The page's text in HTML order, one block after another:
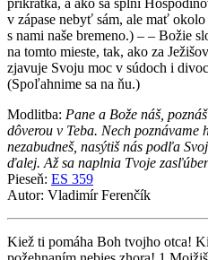
v zápase nebyť sám, ale mať
s nami naše bremeno.) – – Božie
na tomto mieste, tak, ako za
zjavuje Svoju moc v súdoch i
(Spoľahnime sa na ňu.)
Modlitba: Pane a Bože náš,
dôverou v Teba. Nech poznávame
nezabudneš, nasýtiš nás podľa
ďalej. Až sa naplnia Tvoje
Pieseň: ES 359
Autor: Vladimír Ferenčík
Kiež ti pomáha Boh tvojho otca!